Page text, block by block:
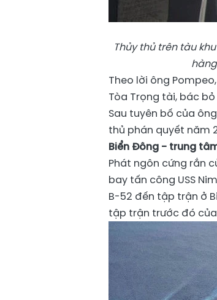
Thủy thủ trên tàu
Theo lời ông
Tòa Trọng tài, bác
Sau tuyên bố của
thủ phán quyết năm
Biển Đông - trung
Phát ngôn cứng rắn
bay tấn công USS
B-52 đến tập trận ở
tập trận trước đó